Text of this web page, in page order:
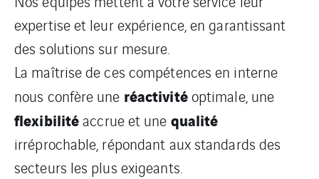
expertise et leur expérience, en garantissant
des solutions sur mesure.
La maîtrise de ces compétences en interne
nous confère une réactivitéoptimale, une
flexibilitéaccrue et une qualité
irréprochable, répondant aux standards des
secteurs les plus exigeants.